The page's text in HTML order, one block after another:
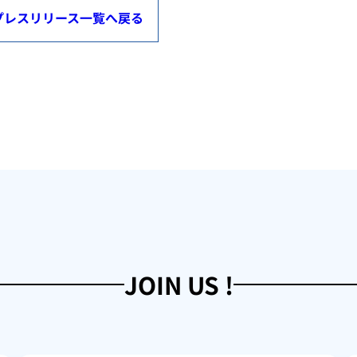
レスリリース一覧へ戻る
JOIN US !